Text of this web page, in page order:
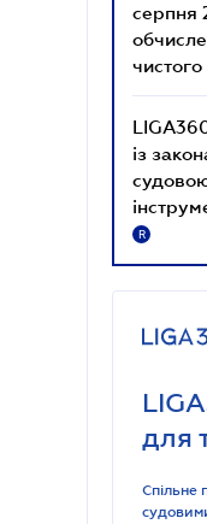
серпня
із
R
для
Спільне